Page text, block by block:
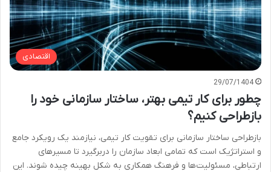
اقتصادی
29/07/1404
چطور برای کار تیمی بهتر، ساختار سازمانی خود را
بازطراحی کنیم؟
بازطراحی ساختار سازمانی برای تقویت کار تیمی، نیازمند یک رویکرد جامع
و استراتژیک است که تمامی ابعاد سازمان را دربرگیرد تا مسیرهای
ارتباطی، مسئولیت‌ها و فرهنگ همکاری به شکل بهینه چیده شوند. این